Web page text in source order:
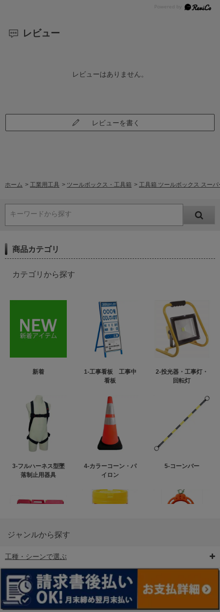
レビュー
レビューはありません。
レビューを書く
ホーム > 工業用工具 > ツールボックス・工具箱 > 工具箱 ツールボックス スー
キーワードから探す
商品カテゴリ
カテゴリから探す
新着
1-工事看板 工事中
看板
2-投光器・工事灯・
回転灯
3-フルハーネス型墜
落制止用器具
4-カラーコーン・パ
イロン
5-コーンバー
6-矢印板/LED矢印板
ンス
ジャンルから探す
工種・シーンで選ぶ